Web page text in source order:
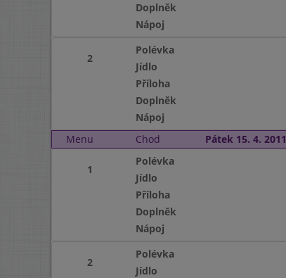
Doplněk
Nápoj
2
Polévka
Jídlo
Příloha
Doplněk
Nápoj
Menu
Chod Pátek 15. 4. 2011
1
Polévka
Jídlo
Příloha
Doplněk
Nápoj
2
Polévka
Jídlo